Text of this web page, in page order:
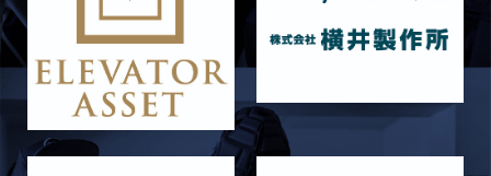
2026/06/16
6月13日 名城大学
2026/06/12
STAFF blog
【Rits Familyのバトン】vol. 1 北村瞬太郎
2026/06/03
STAFF blog
【「イヤーブック2026」にお名前を掲載／サポ